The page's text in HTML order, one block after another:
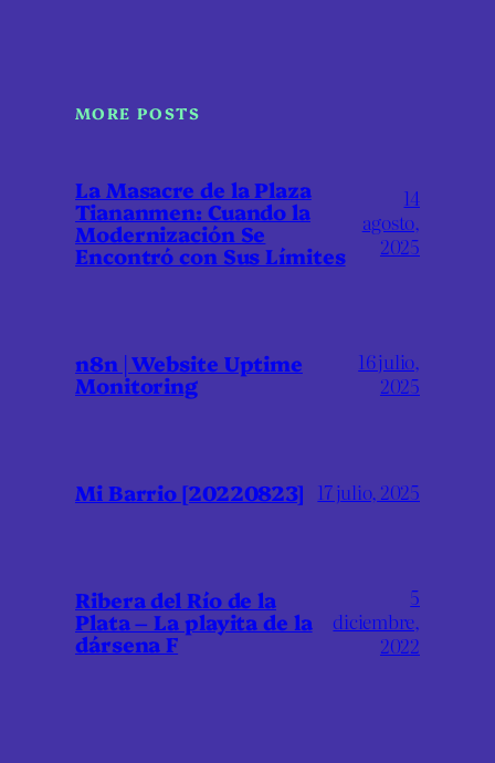
MORE POSTS
La Masacre de la Plaza
Tiananmen: Cuando la
Modernización Se
Encontró con Sus Límites
14
agosto,
2025
n8n | Website Uptime
Monitoring
16 julio,
2025
Mi Barrio [20220823] 17 julio, 2025
Ribera del Río de la
Plata – La playita de la
dársena F
5
diciembre,
2022